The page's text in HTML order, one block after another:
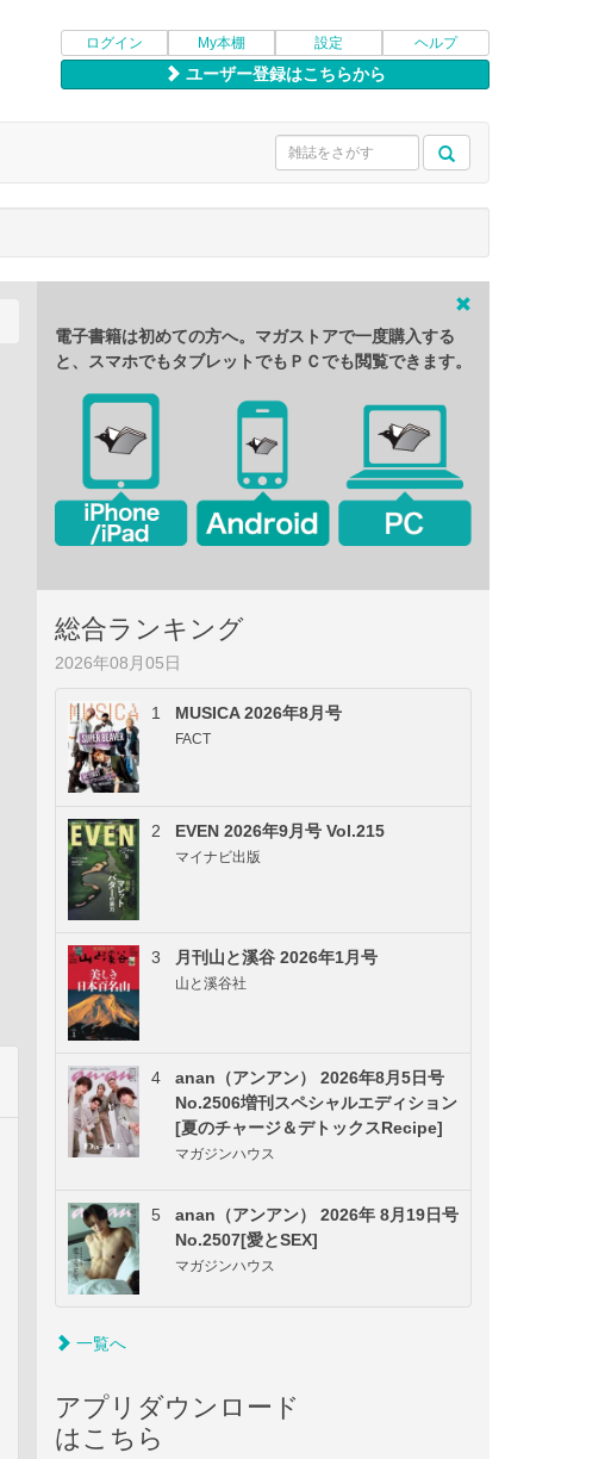
ログイン My本棚 設定 ヘルプ
ユーザー登録はこちらから
電子書籍は初めての方へ。マガストアで一度購入する
と、スマホでもタブレットでもＰＣでも閲覧できます。
総合ランキング
2026年08月05日
1 MUSICA 2026年8月号
FACT
2 EVEN 2026年9月号 Vol.215
マイナビ出版
3 月刊山と溪谷 2026年1月号
山と溪谷社
4
anan（アンアン） 2026年8月5日号
No.2506増刊スペシャルエディション
[夏のチャージ＆デトックスRecipe]
マガジンハウス
5
anan（アンアン） 2026年 8月19日号
No.2507[愛とSEX]
マガジンハウス
一覧へ
アプリダウンロード
はこちら